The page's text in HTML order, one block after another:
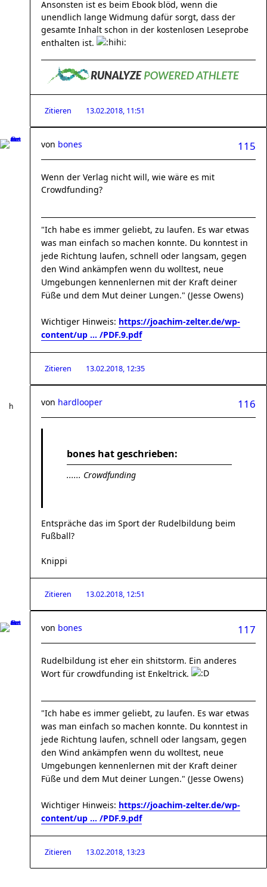
Ansonsten ist es beim Ebook blöd, wenn die
unendlich lange Widmung dafür sorgt, dass der
gesamte Inhalt schon in der kostenlosen Leseprobe
enthalten ist.
Zitieren 13.02.2018, 11:51
115
von bones
Wenn der Verlag nicht will, wie wäre es mit
Crowdfunding?
"Ich habe es immer geliebt, zu laufen. Es war etwas
was man einfach so machen konnte. Du konntest in
jede Richtung laufen, schnell oder langsam, gegen
den Wind ankämpfen wenn du wolltest, neue
Umgebungen kennenlernen mit der Kraft deiner
Füße und dem Mut deiner Lungen." (Jesse Owens)
Wichtiger Hinweis: https://joachim-zelter.de/wp-
content/up ... /PDF.9.pdf
Zitieren 13.02.2018, 12:35
116
von hardlooper
bones hat geschrieben:
...... Crowdfunding
Entspräche das im Sport der Rudelbildung beim
Fußball?
Knippi
Zitieren 13.02.2018, 12:51
117
von bones
Rudelbildung ist eher ein shitstorm. Ein anderes
Wort für crowdfunding ist Enkeltrick.
"Ich habe es immer geliebt, zu laufen. Es war etwas
was man einfach so machen konnte. Du konntest in
jede Richtung laufen, schnell oder langsam, gegen
den Wind ankämpfen wenn du wolltest, neue
Umgebungen kennenlernen mit der Kraft deiner
Füße und dem Mut deiner Lungen." (Jesse Owens)
Wichtiger Hinweis: https://joachim-zelter.de/wp-
content/up ... /PDF.9.pdf
Zitieren 13.02.2018, 13:23